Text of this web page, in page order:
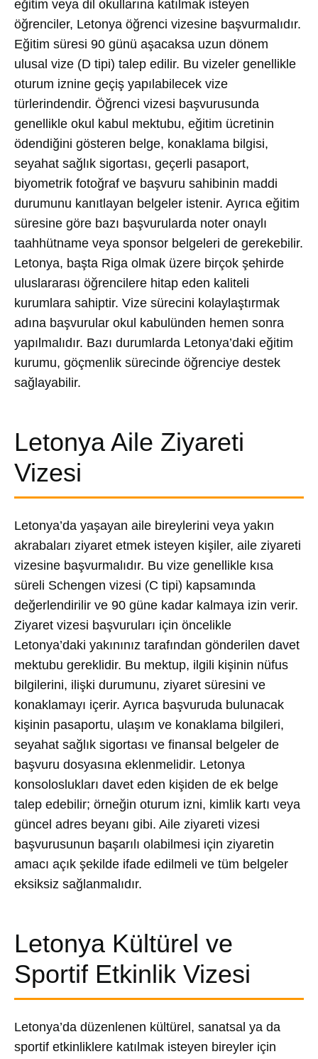
eğitim veya dil okullarına katılmak isteyen
öğrenciler, Letonya öğrenci vizesine başvurmalıdır.
Eğitim süresi 90 günü aşacaksa uzun dönem
ulusal vize (D tipi) talep edilir. Bu vizeler genellikle
oturum iznine geçiş yapılabilecek vize
türlerindendir. Öğrenci vizesi başvurusunda
genellikle okul kabul mektubu, eğitim ücretinin
ödendiğini gösteren belge, konaklama bilgisi,
seyahat sağlık sigortası, geçerli pasaport,
biyometrik fotoğraf ve başvuru sahibinin maddi
durumunu kanıtlayan belgeler istenir. Ayrıca eğitim
süresine göre bazı başvurularda noter onaylı
taahhütname veya sponsor belgeleri de gerekebilir.
Letonya, başta Riga olmak üzere birçok şehirde
uluslararası öğrencilere hitap eden kaliteli
kurumlara sahiptir. Vize sürecini kolaylaştırmak
adına başvurular okul kabulünden hemen sonra
yapılmalıdır. Bazı durumlarda Letonya’daki eğitim
kurumu, göçmenlik sürecinde öğrenciye destek
sağlayabilir.
Letonya Aile Ziyareti
Vizesi
Letonya’da yaşayan aile bireylerini veya yakın
akrabaları ziyaret etmek isteyen kişiler, aile ziyareti
vizesine başvurmalıdır. Bu vize genellikle kısa
süreli Schengen vizesi (C tipi) kapsamında
değerlendirilir ve 90 güne kadar kalmaya izin verir.
Ziyaret vizesi başvuruları için öncelikle
Letonya’daki yakınınız tarafından gönderilen davet
mektubu gereklidir. Bu mektup, ilgili kişinin nüfus
bilgilerini, ilişki durumunu, ziyaret süresini ve
konaklamayı içerir. Ayrıca başvuruda bulunacak
kişinin pasaportu, ulaşım ve konaklama bilgileri,
seyahat sağlık sigortası ve finansal belgeler de
başvuru dosyasına eklenmelidir. Letonya
konsoloslukları davet eden kişiden de ek belge
talep edebilir; örneğin oturum izni, kimlik kartı veya
güncel adres beyanı gibi. Aile ziyareti vizesi
başvurusunun başarılı olabilmesi için ziyaretin
amacı açık şekilde ifade edilmeli ve tüm belgeler
eksiksiz sağlanmalıdır.
Letonya Kültürel ve
Sportif Etkinlik Vizesi
Letonya’da düzenlenen kültürel, sanatsal ya da
sportif etkinliklere katılmak isteyen bireyler için